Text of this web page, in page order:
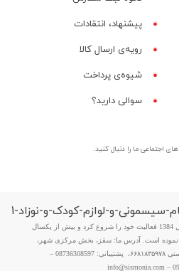
پیشنهاد، انتقادات
رویه‌ی ارسال کالا
شیوه‌ی پرداخت
سوالی دارید؟
اجتماعی ما را دنبال کنید.
فروشگاه سیسمونیا (ستارگان) در سال 1384 فعالیت خود را شروع کرد و بیش از یکسال
نموده است. آدرس ما: سقز، بخش مرکزی شهر،
بازار بالا، کوچه عرفانی ۲، کدپستی ۶۶۸۱۸۳۵۹۷۸، پشتیبانی: 08736308597 –